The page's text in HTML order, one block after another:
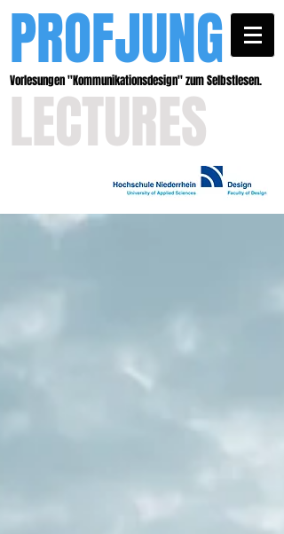
PROFJUNG
LECTURES
Vorlesungen ''Kommunikationsdesign'' zum Selbstlesen.